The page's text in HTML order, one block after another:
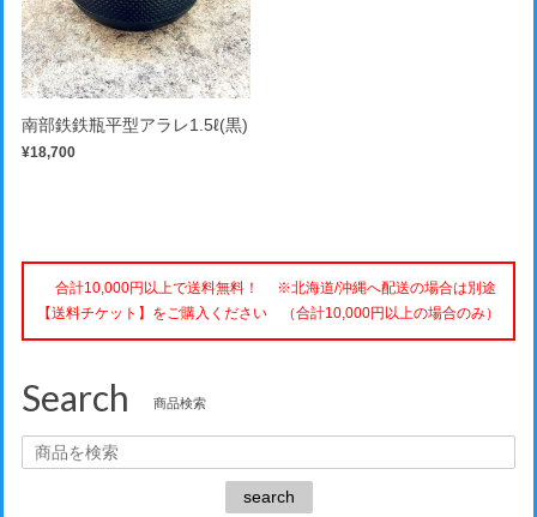
南部鉄鉄瓶平型アラレ1.5ℓ(黒)
¥18,700
合計10,000円以上で送料無料！ ※北海道/沖縄へ配送の場合は別途
【送料チケット】をご購入ください （合計10,000円以上の場合のみ）
Search 商品検索
search